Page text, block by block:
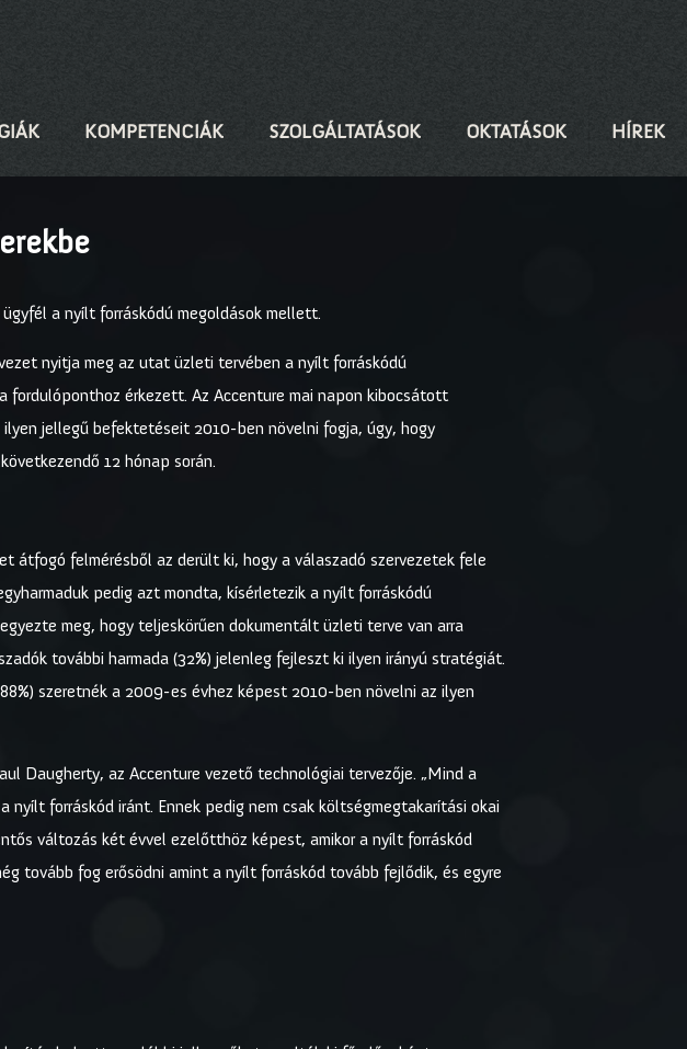
KOMPETENCIÁK SZOLGÁLTATÁSOK OKTATÁSOK HÍREK
a nyílt forráskódú megoldások mellett.
nyitja meg az utat üzleti tervében a nyílt forráskódú
fordulóponthoz érkezett. Az Accenture mai napon kibocsátott
jellegű befektetéseit 2010-ben növelni fogja, úgy, hogy
12 hónap során.
átfogó felmérésből az derült ki, hogy a válaszadó szervezetek fele
pedig azt mondta, kísérletezik a nyílt forráskódú
meg, hogy teljeskörűen dokumentált üzleti terve van arra
további harmada (32%) jelenleg fejleszt ki ilyen irányú stratégiát.
szeretnék a 2009-es évhez képest 2010-ben növelni az ilyen
Daugherty, az Accenture vezető technológiai tervezője. „Mind a
forráskód iránt. Ennek pedig nem csak költségmegtakarítási okai
változás két évvel ezelőtthöz képest, amikor a nyílt forráskód
tovább fog erősödni amint a nyílt forráskód tovább fejlődik, és egyre